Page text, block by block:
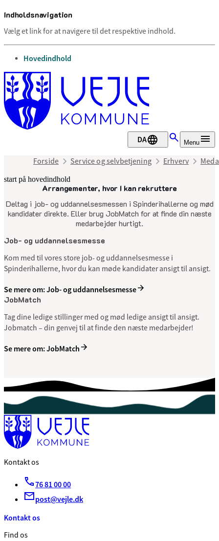
Indholdsnavigation
Vælg et link for at navigere til det respektive indhold.
gå til
Hovedindhold
DA Menu
Forside Service og selvbetjening Erhverv
start på hovedindhold
Arrangementer, hvor I kan rekruttere
Deltag i job- og uddannelsesmessen i Spinderihallerne og mød
kandidater direkte. Eller brug JobMatch for at finde din næste
medarbejder hurtigt.
senest opdateret 25. april 2025
Job- og uddannelsesmesse
Kom med til vores store job- og uddannelsesmesse i
Spinderihallerne, hvor du kan møde kandidater ansigt til ansigt.
Se mere om: Job- og uddannelsesmesse
JobMatch
Tag dine ledige stillinger med og mød ledige ansigt til ansigt.
Jobmatch – din genvej til at finde den næste medarbejder!
Se mere om: JobMatch
Kontakt os
76 81 00 00
post@vejle.dk
Kontakt os
Find os